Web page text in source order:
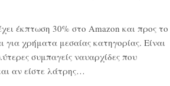
έκπτωση 30% στο Amazon και προς το
γιαχρήματα μεσαίας κατηγορίας. Είναι
συμπαγείς ναυαρχίδεςπου
αν είστε λάτρης…